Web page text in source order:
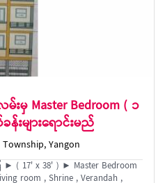
Master Bedroom ( ၁
များရောင်းမည်
Yangon
( 17' x 38' ) ► Master Bedroom
room , Shrine , Verandah ,